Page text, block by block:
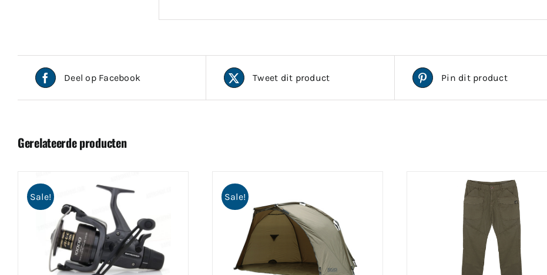
Deel op Facebook Tweet dit product Pin dit product
Gerelateerde producten
Sale! Sale!